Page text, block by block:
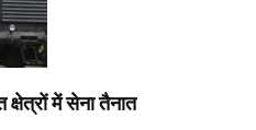
में सेना तैनात